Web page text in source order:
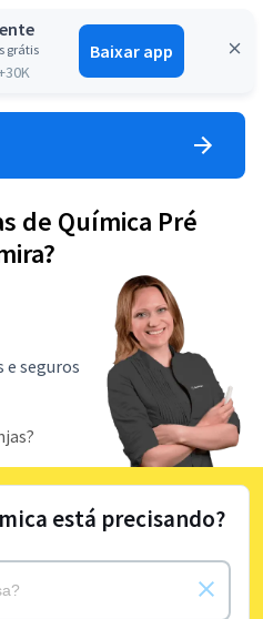
grátis Baixar app
Entrar
de Química Pré
seguros
está precisando?